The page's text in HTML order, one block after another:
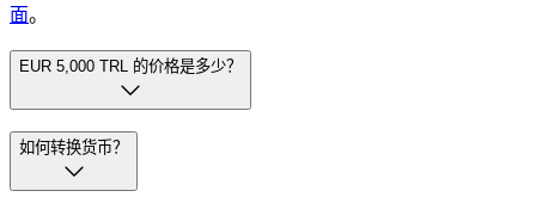
面。
EUR 5,000 TRL 的价格是多少？
如何转换货币？